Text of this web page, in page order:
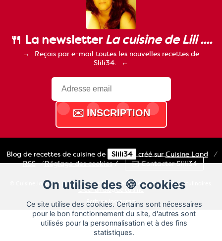
On utilise des 🍪 cookies
Ce site utilise des cookies. Certains sont nécessaires
pour le bon fonctionnement du site, d'autres sont
utilisés pour la personnalisation et à des fins
statistiques.
🍴 La newsletterLa cuisine de Lili ....
Reçois par e-mail toutes les nouvelles recettes de
Slili34.
Blog de recettes de cuisine de Slili34 créé sur CuisineLand
⁄
RSS ⁄Réglage des cookies/ ✉️ Contacter Slili34
© Cuisine.land : La plateforme de blog spécialisée dans les blogs culinaires.
Créer un blog de cuisine
Ecriture Instagram